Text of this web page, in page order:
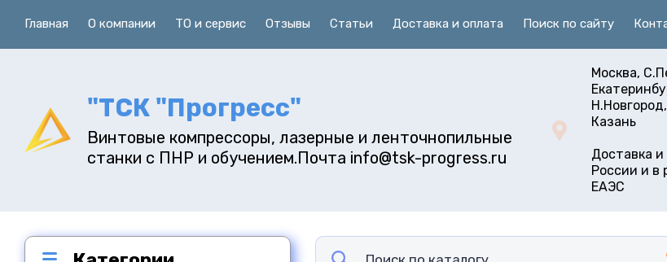
Главная О компании ТО и сервис Отзывы Cтатьи Доставка и оплата Поиск по сайту
"ТСК "Прогресс"
Винтовые компрессоры, лазерные и ленточнопильные
станки с ПНР и обучением.Почта info@tsk-progress.ru
Москва,
Казань
Доставка и
России и в
ЕАЭС